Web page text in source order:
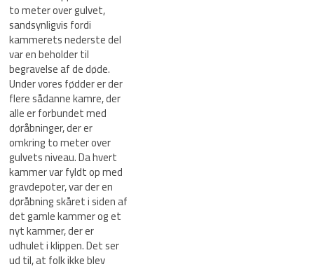
to meter over gulvet,
sandsynligvis fordi
kammerets nederste del
var en beholder til
begravelse af de døde.
Under vores fødder er der
flere sådanne kamre, der
alle er forbundet med
døråbninger, der er
omkring to meter over
gulvets niveau. Da hvert
kammer var fyldt op med
gravdepoter, var der en
døråbning skåret i siden af ​​
det gamle kammer og et
nyt kammer, der er
udhulet i klippen. Det ser
ud til, at folk ikke blev